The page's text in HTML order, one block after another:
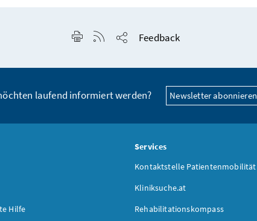
Seite drucken
RSS-Feed anzeigen
Feedback
laufend informiert werden? Newsletter abonnieren
Hilfe
Services
Kontaktstelle Patientenmobilität
Kliniksuche.at
Rehabilitationskompass